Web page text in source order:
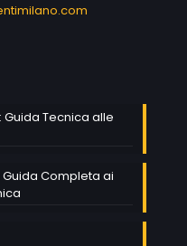
Tecnica alle
Completa ai